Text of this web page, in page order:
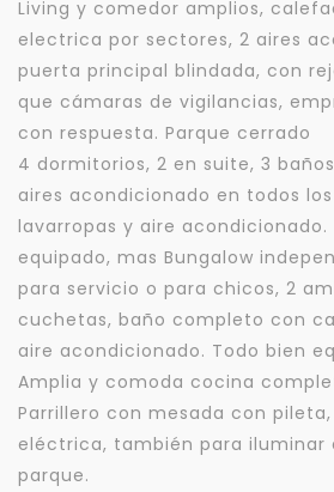
Living y comedor amplios,
electrica por sectores, 2 aires
puerta principal blindada, con
que cámaras de vigilancias,
con respuesta. Parque cerrado
4 dormitorios, 2 en suite, 3
aires acondicionado en todos
lavarropas y aire acondicionado.
equipado, mas Bungalow
para servicio o para chicos, 2
cuchetas, baño completo con
aire acondicionado. Todo bien
Amplia y comoda cocina
Parrillero con mesada con
eléctrica, también para iluminar
parque.